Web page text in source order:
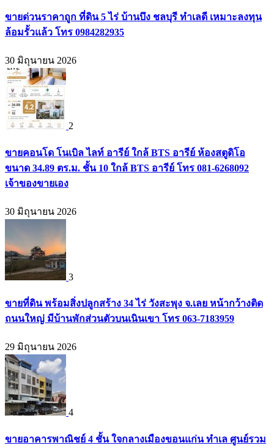
ขายด่วนราคาถูก ที่ดิน 5 ไร่ บ้านบึง ชลบุรี ทำเลดี เหมาะลงทุน
ล้อมรั้วแล้ว โทร 0984282935
30 มิถุนายน 2026
2
ขายคอนโด โนเบิล ไลท์ อารีย์ ใกล้ BTS อารีย์ ห้องสตูดิโอ
ขนาด 34.89 ตร.ม. ชั้น 10 ใกล้ BTS อารีย์ โทร 081-6268092
เจ้าของขายเอง
30 มิถุนายน 2026
3
ขายที่ดิน พร้อมสิ่งปลูกสร้าง 34 ไร่ วังสะพุง จ.เลย หน้ากว้างติด
ถนนใหญ่ มีบ้านพักส่วนตัวบนเนินเขา โทร 063-7183959
29 มิถุนายน 2026
4
ขายอาคารพาณิชย์ 4 ชั้น ใจกลางเมืองขอนแก่น ทำเล ศูนย์รวม